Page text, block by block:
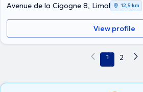
Avenue de la Cigogne 8, Limal
12,5 km
View profile
1 2